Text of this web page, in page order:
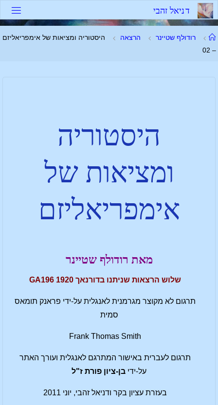
דניאל זהבי
רודולף שטיינר הרצאה
היסטוריה ומציאות של אימפריאליזם
– 02
היסטוריה
ומציאות של
אימפריאליזם
מאת רודולף שטיינר
שלוש הרצאות שניתנו בדורנאך 1920 GA196
תרגום לא מקוצר מגרמנית לאנגלית על-ידי פראנק תומאס
סמית
Frank Thomas Smith
תרגום לעברית באישור המתרגם לאנגלית ועורך האתר
על-ידי בן-ציון פורת ז"ל
בעזרת עציון בקר ודניאל זהבי, יוני 2011